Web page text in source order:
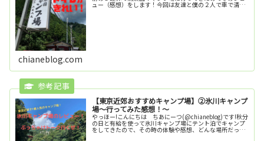
ュー（感想）をします！今回は友達と僕の２人で車で清東
chianeblog.com
【東京近郊おすすめキャンプ場】②氷川キャンプ
場〜行ってみた感想！〜
やっほー!こんにちは ちあにーつ(@chianeblog)です!秋分
の日と有給を使って氷川キャンプ場にテント泊でキャンプ
をしてきたので、その時の体験や感想、どんな場所だった
かなどを共有したいと思います！今回、僕がなぜ氷川キャ